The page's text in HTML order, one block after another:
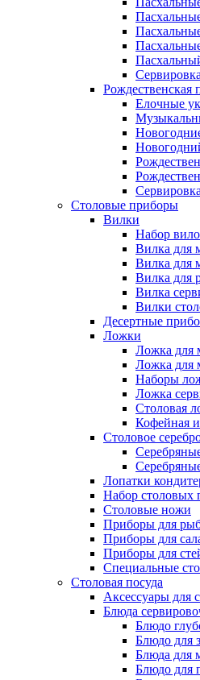
Рождественская
Елочные
Столовые приборы
Вилки
Набор
Вилка для
Вилка для
Вилка для
Вилка
Вилки
Десертные
Ложки
Ложка для
Ложка для
Наборы
Ложка
Столовая
Кофейная
Столовое
Лопатки
Набор столовых
Столовые ножи
Приборы для
Приборы для
Приборы для
Специальные
Столовая посуда
Аксессуары для
Блюда
Блюдо
Блюдо для
Блюда для
Блюдо для